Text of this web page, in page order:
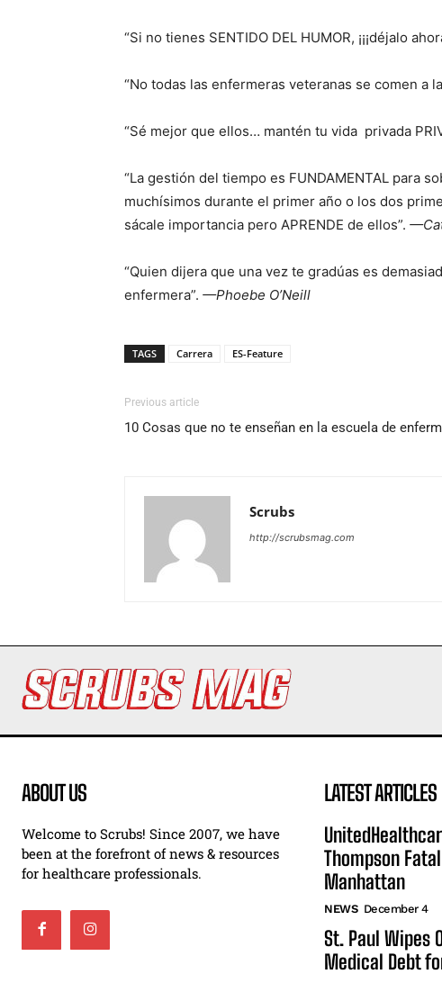
“Si no tienes SENTIDO DEL HUMOR, ¡¡¡déjalo
“No todas las enfermeras veteranas se comen a
“Sé mejor que ellos… mantén tu vida privada
“La gestión del tiempo es FUNDAMENTAL para
muchísimos durante el primer año o los dos
sácale importancia pero APRENDE de ellos”.
“Quien dijera que una vez te gradúas es
enfermera”. —Phoebe O’Neill
TAGS Carrera ES-Feature
Previous article
10 Cosas que no te enseñan en la escuela de
Scrubs
http://scrubsmag.com
ABOUT US
Welcome to Scrubs! Since 2007, we have
been at the forefront of news & resources
for healthcare professionals.
LATEST ARTICLES
Thompson
Manhattan
NEWS December 4
St. Paul Wipes
Medical Debt